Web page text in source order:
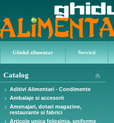
Ghidul alimentar Servicii
Catalog
Aditivi Alimentari - Condimente
Ambalaje si accesorii
Amenajari, dotari magazine,
restaurante si fabrici
Articole unica folosinta, uniforme